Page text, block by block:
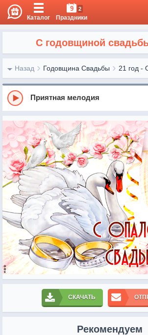
Каталог
9 2
Праздники
С годовщиной
Назад Годовщина Свадьбы 21 год -
Приятная мелодия
СКАЧАТЬ
Рекомендуем